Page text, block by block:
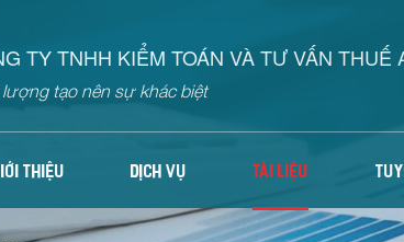
TY TNHH KIỂM TOÁN VÀ TƯ VẤN THUẾ
lượng tạo nên sự khác biệt
THIỆU DỊCH VỤ TÀI LIỆU